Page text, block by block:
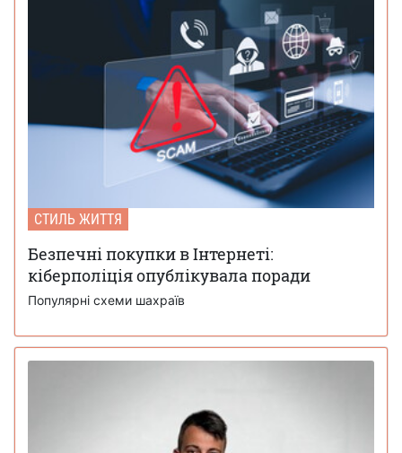
СТИЛЬ ЖИТТЯ
Безпечні покупки в Інтернеті:
кіберполіція опублікувала поради
Популярні схеми шахраїв